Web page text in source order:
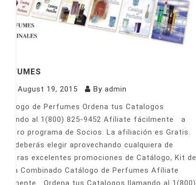
PERFUMES
August 19, 2015 By admin
Catálogo de Perfumes Ordena tus Catalogos
llamando al 1(800) 825-9452 Afíliate fácilmente a
nuestro programa de Socios. La afiliación es Gratis.
Sólo deberás elegir aprovechando cualquiera de
nuestras excelentes promociones de Catálogo, Kit de
Venta Combinado Catálogo de Perfumes Afíliate
fácilmente Ordena tus Catalogos llamando al 1(800)